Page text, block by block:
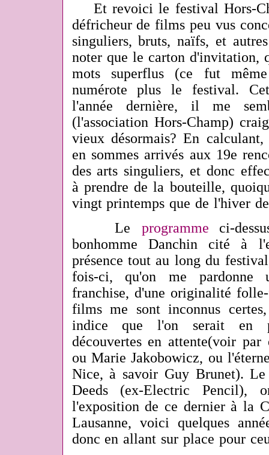
Et revoici le festival Hors-
défricheur de films peu vus
singuliers, bruts, naïfs, et
noter que le carton d'invitation,
mots superflus (ce fut
numérote plus le festival.
l'année dernière, il me
(l'association Hors-Champ)
vieux désormais? En
en sommes arrivés aux 19e
des arts singuliers, et donc
à prendre de la bouteille,
vingt printemps que de l'hiver
Le programme ci-
bonhomme Danchin cité à
présence tout au long du
fois-ci, qu'on me
franchise, d'une originalité
films me sont inconnus
indice que l'on serait en
découvertes en attente(voir
ou Marie Jakobowicz, ou
Nice, à savoir Guy Brunet).
Deeds (ex-Electric
l'exposition de ce dernier à la
Lausanne, voici quelques
donc en allant sur place pour